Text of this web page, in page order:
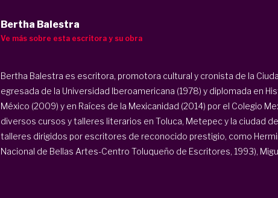
Bertha Balestra
Ve más sobre esta escritora y su obra
Bertha Balestra es escritora, promotora cultural y cronista de la
egresada de la Universidad Iberoamericana (1978) y diplomada en
México (2009) y en Raíces de la Mexicanidad (2014) por el Colegio
diversos cursos y talleres literarios en Toluca, Metepec y la ciudad
talleres dirigidos por escritores de reconocido prestigio, como
Nacional de Bellas Artes-Centro Toluqueño de Escritores, 1993),